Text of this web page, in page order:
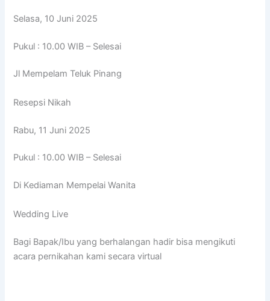
Selasa, 10 Juni 2025
Pukul : 10.00 WIB – Selesai
Jl Mempelam Teluk Pinang
Resepsi Nikah
Rabu, 11 Juni 2025
Pukul : 10.00 WIB – Selesai
Di Kediaman Mempelai Wanita
Wedding Live
Bagi Bapak/Ibu yang berhalangan hadir bisa mengikuti
acara pernikahan kami secara virtual